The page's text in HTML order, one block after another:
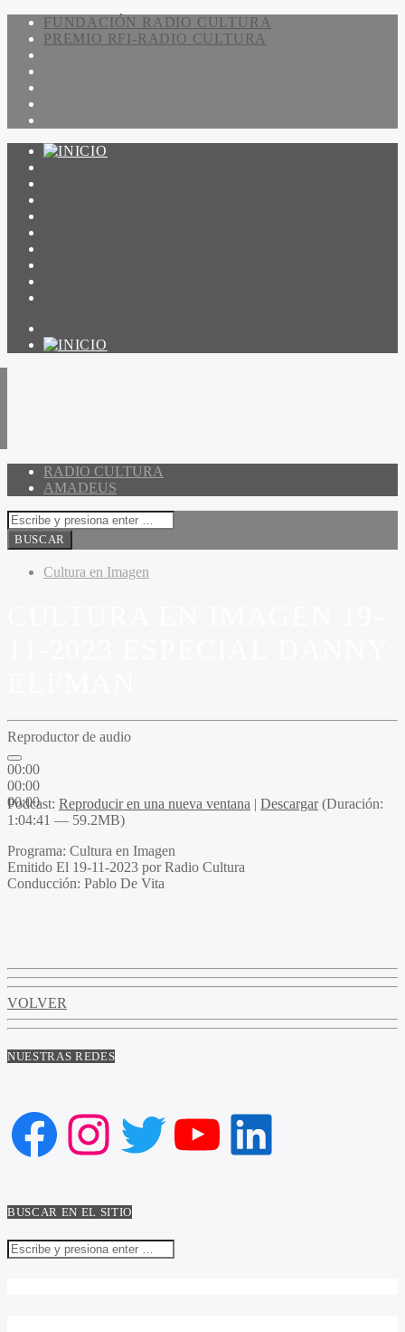
FUNDACIÓN RADIO CULTURA
PREMIO RFI-RADIO CULTURA
RADIO CULTURA
AMADEUS
Cultura en Imagen
Reproductor de audio
00:00
00:00
00:00
Podcast: Reproducir en una nueva ventana | Descargar(Duración:
1:04:41 — 59.2MB)
Programa: Cultura en Imagen
Emitido El 19-11-2023 por Radio Cultura
Conducción: Pablo De Vita
VOLVER
NUESTRAS REDES
Facebook
Instagram
Twitter
YouTube
LinkedIn
BUSCAR EN EL SITIO